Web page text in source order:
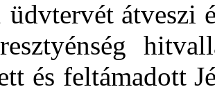
üdvtervét átveszi
és feltámadott